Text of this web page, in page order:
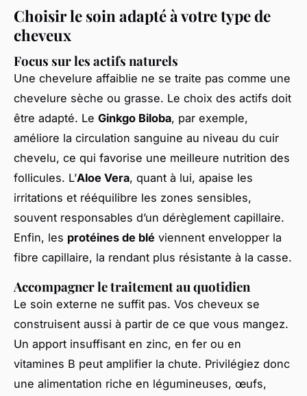
Choisir le soin adapté à votre type de
cheveux
Focus sur les actifs naturels
Une chevelure affaiblie ne se traite pas comme une
chevelure sèche ou grasse. Le choix des actifs doit
être adapté. Le Ginkgo Biloba, par exemple,
améliore la circulation sanguine au niveau du cuir
chevelu, ce qui favorise une meilleure nutrition des
follicules. L’Aloe Vera, quant à lui, apaise les
irritations et rééquilibre les zones sensibles,
souvent responsables d’un dérèglement capillaire.
Enfin, les protéines de blé viennent envelopper la
fibre capillaire, la rendant plus résistante à la casse.
Accompagner le traitement au quotidien
Le soin externe ne suffit pas. Vos cheveux se
construisent aussi à partir de ce que vous mangez.
Un apport insuffisant en zinc, en fer ou en
vitamines B peut amplifier la chute. Privilégiez donc
une alimentation riche en légumineuses, œufs,